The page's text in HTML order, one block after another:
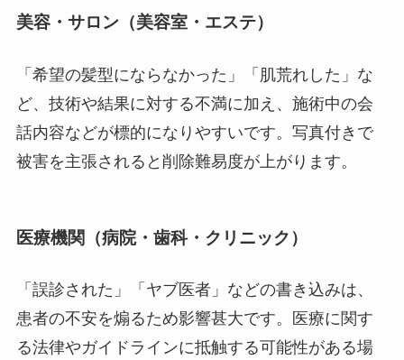
美容・サロン（美容室・エステ）
「希望の髪型にならなかった」「肌荒れした」な
ど、技術や結果に対する不満に加え、施術中の会
話内容などが標的になりやすいです。写真付きで
被害を主張されると削除難易度が上がります。
医療機関（病院・歯科・クリニック）
「誤診された」「ヤブ医者」などの書き込みは、
患者の不安を煽るため影響甚大です。医療に関す
る法律やガイドラインに抵触する可能性がある場